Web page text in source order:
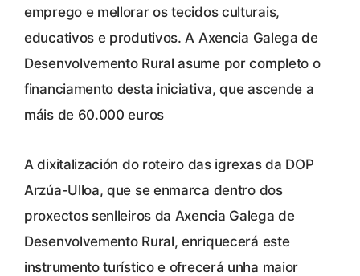
emprego e mellorar os tecidos culturais,
educativos e produtivos. A Axencia Galega de
Desenvolvemento Rural asume por completo o
financiamento desta iniciativa, que ascende a
máis de 60.000 euros
A dixitalización do roteiro das igrexas da DOP
Arzúa-Ulloa, que se enmarca dentro dos
proxectos senlleiros da Axencia Galega de
Desenvolvemento Rural, enriquecerá este
instrumento turístico e ofrecerá unha maior